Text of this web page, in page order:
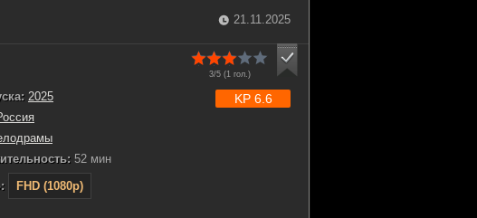
21.11.2025
3/5 (1 гол.)
2025
52 мин
FHD (1080p)
KP 6.6